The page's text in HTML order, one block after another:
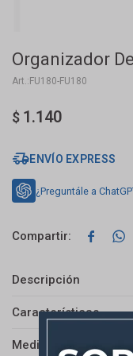
Organizador
FU180-FU180
$ 1.140
ENVÍO EXPRESS
¿Preguntále a
 
Descripción
Características
Medios de pago